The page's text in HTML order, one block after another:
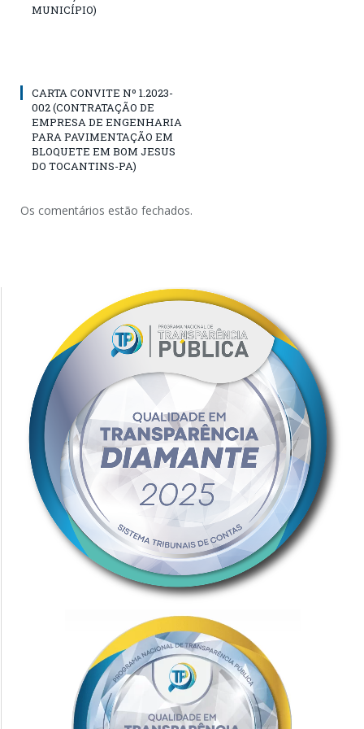
MUNICÍPIO)
CARTA CONVITE Nº 1.2023-
002 (CONTRATAÇÃO DE
EMPRESA DE ENGENHARIA
PARA PAVIMENTAÇÃO EM
BLOQUETE EM BOM JESUS
DO TOCANTINS-PA)
Os comentários estão fechados.